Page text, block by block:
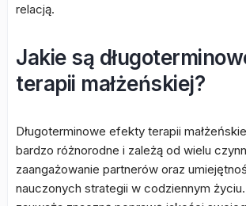
relacją.
Jakie są
terapii małżeńskiej?
Długoterminowe efekty terapii
bardzo różnorodne i zależą od wielu
zaangażowanie partnerów oraz
nauczonych strategii w codziennym